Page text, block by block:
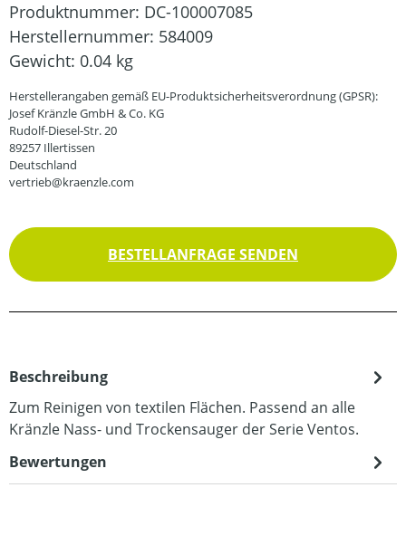
Produktnummer: DC-100007085
Herstellernummer: 584009
Gewicht: 0.04 kg
Herstellerangaben gemäß EU-Produktsicherheitsverordnung (GPSR):
Josef Kränzle GmbH & Co. KG
Rudolf-Diesel-Str. 20
89257 Illertissen
Deutschland
vertrieb@kraenzle.com
BESTELLANFRAGE SENDEN
Beschreibung
Zum Reinigen von textilen Flächen. Passend an alle
Kränzle Nass- und Trockensauger der Serie Ventos.
Bewertungen